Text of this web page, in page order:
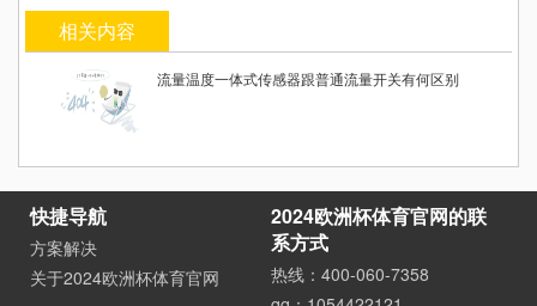
相关内容
流量温度一体式传感器跟普通流量开关有何区别
快捷导航
方案解决
关于2024欧洲杯体育官网
2024欧洲杯体育官网的联
系方式
热线：400-060-7358